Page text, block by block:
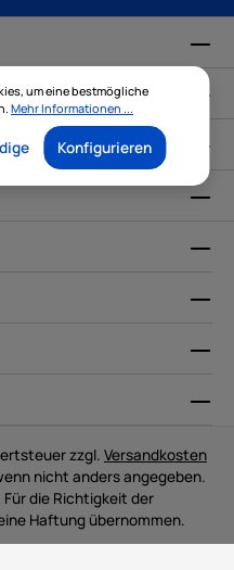
zzgl. Versandkosten
nicht anders angegeben.
die Richtigkeit der
Haftung übernommen.
um eine bestmögliche
Mehr Informationen ...
Konfigurieren